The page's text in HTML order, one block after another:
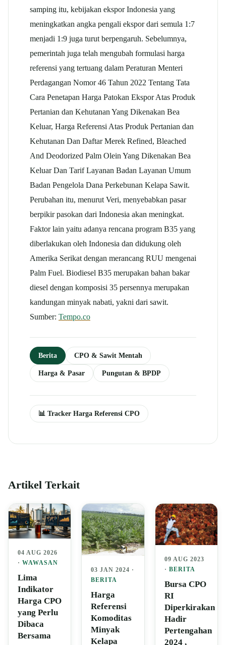
samping itu, kebijakan ekspor Indonesia yang
meningkatkan angka pengali ekspor dari semula 1:7
menjadi 1:9 juga turut berpengaruh. Sebelumnya,
pemerintah juga telah mengubah formulasi harga
referensi yang tertuang dalam Peraturan Menteri
Perdagangan Nomor 46 Tahun 2022 Tentang Tata
Cara Penetapan Harga Patokan Ekspor Atas Produk
Pertanian dan Kehutanan Yang Dikenakan Bea
Keluar, Harga Referensi Atas Produk Pertanian dan
Kehutanan Dan Daftar Merek Refined, Bleached
And Deodorized Palm Olein Yang Dikenakan Bea
Keluar Dan Tarif Layanan Badan Layanan Umum
Badan Pengelola Dana Perkebunan Kelapa Sawit.
Perubahan itu, menurut Veri, menyebabkan pasar
berpikir pasokan dari Indonesia akan meningkat.
Faktor lain yaitu adanya rencana program B35 yang
diberlakukan oleh Indonesia dan didukung oleh
Amerika Serikat dengan merancang RUU mengenai
Palm Fuel. Biodiesel B35 merupakan bahan bakar
diesel dengan komposisi 35 persennya merupakan
kandungan minyak nabati, yakni dari sawit.
Sumber: Tempo.co
Berita CPO & Sawit Mentah
Harga & Pasar Pungutan & BPDP
📊 Tracker Harga Referensi CPO
Artikel Terkait
04 AUG 2026
· WAWASAN
Lima
Indikator
Harga CPO
yang Perlu
Dibaca
Bersama
03 JAN 2024 ·
BERITA
Harga
Referensi
Komoditas
Minyak
Kelapa
09 AUG 2023
· BERITA
Bursa CPO
RI
Diperkirakan
Hadir
Pertengahan
2024 ,